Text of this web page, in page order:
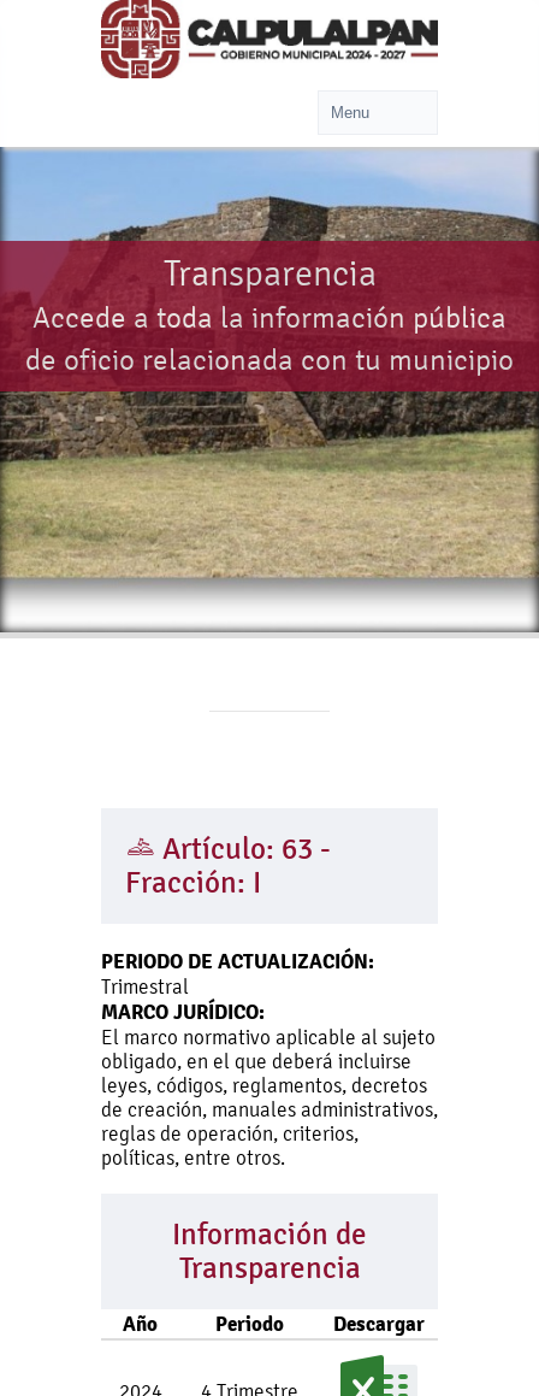
Transparencia
Accede a toda la información pública
de oficio relacionada con tu municipio
Artículo: 63 -
Fracción: I
PERIODO DE ACTUALIZACIÓN:
Trimestral
MARCO JURÍDICO:
El marco normativo aplicable al sujeto
obligado, en el que deberá incluirse
leyes, códigos, reglamentos, decretos
de creación, manuales administrativos,
reglas de operación, criterios,
políticas, entre otros.
Información de
Transparencia
Año Periodo Descargar
2024 4 Trimestre